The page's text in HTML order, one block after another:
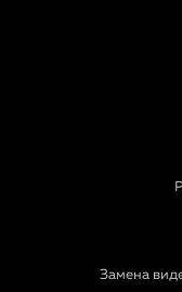
Замена